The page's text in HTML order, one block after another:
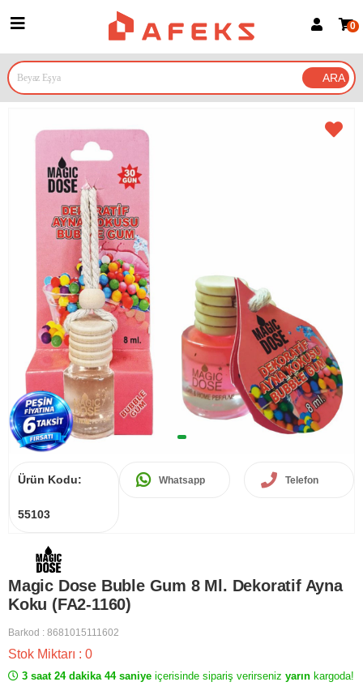
Google İle Bağlan
0
Ürün Kodu:
55103
Whatsapp Telefon
Magic Dose Buble Gum 8 Ml. Dekoratif Ayna
Koku (FA2-1160)
Barkod : 8681015111602
Stok Miktarı : 0
3 saat 24 dakika 44 saniye içerisinde sipariş verirseniz yarın kargoda!